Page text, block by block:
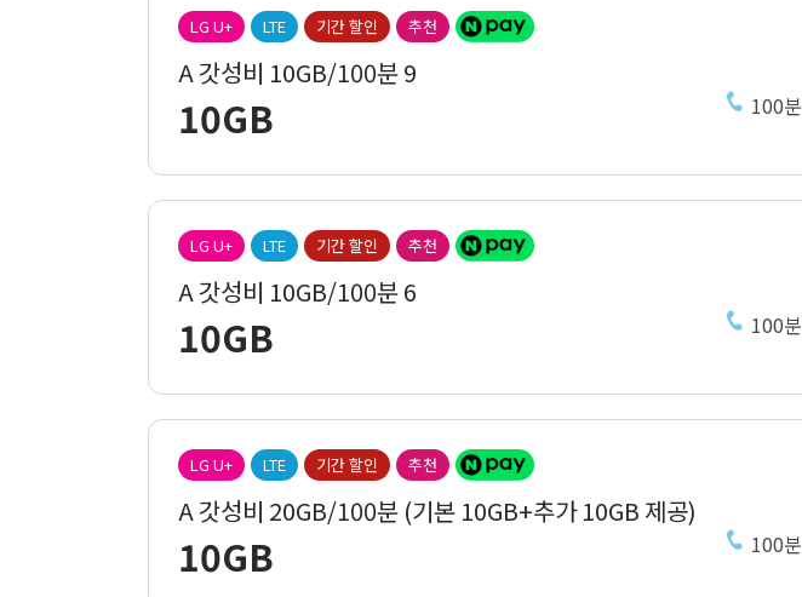
LG U+ LTE 기간 할인 추천
A 갓성비 10GB/100분 9
10GB 100분
LG U+ LTE 기간 할인 추천
A 갓성비 10GB/100분 6
10GB 100분
LG U+ LTE 기간 할인 추천
A 갓성비 20GB/100분 (기본 10GB+추가 10GB 제공)
10GB 100분